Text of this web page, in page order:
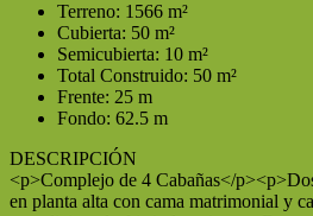
Terreno: 1566 m²
Cubierta: 50 m²
Semicubierta: 10 m²
Total Construido: 50 m²
Frente: 25 m
Fondo: 62.5 m
DESCRIPCIÓN
<p>Complejo de 4 Cabañas</
en planta alta con cama matrimonial y